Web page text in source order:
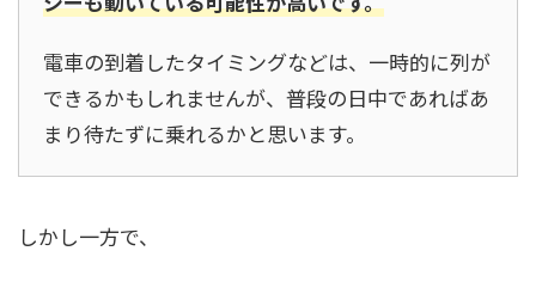
電車の到着したタイミングなどは、一時的に列が
できるかもしれませんが、普段の日中であればあ
まり待たずに乗れるかと思います。
しかし一方で、